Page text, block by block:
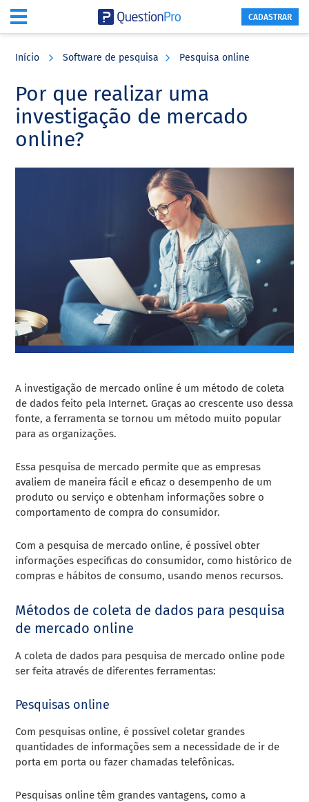
content
sidebar
CADASTRAR
Início Software de pesquisa Pesquisa online
Por que realizar uma
investigação de mercado
online?
A investigação de mercado online é um método de coleta
de dados feito pela Internet. Graças ao crescente uso dessa
fonte, a ferramenta se tornou um método muito popular
para as organizações.
Essa pesquisa de mercado permite que as empresas
avaliem de maneira fácil e eficaz o desempenho de um
produto ou serviço e obtenham informações sobre o
comportamento de compra do consumidor.
Com a pesquisa de mercado online, é possível obter
informações específicas do consumidor, como histórico de
compras e hábitos de consumo, usando menos recursos.
Métodos de coleta de dados para pesquisa
de mercado online
A coleta de dados para pesquisa de mercado online pode
ser feita através de diferentes ferramentas:
Pesquisas online
Com pesquisas online, é possível coletar grandes
quantidades de informações sem a necessidade de ir de
porta em porta ou fazer chamadas telefônicas.
Pesquisas online têm grandes vantagens, como a